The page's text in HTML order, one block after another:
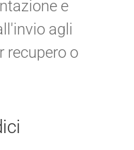
e
agli
recupero o